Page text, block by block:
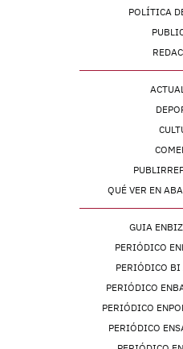
POLÍTICA
QUÉ VER EN
GUIA
PERIÓDICO
PERIÓDICO
PERIÓDICO
PERIÓDICO
PERIÓDICO